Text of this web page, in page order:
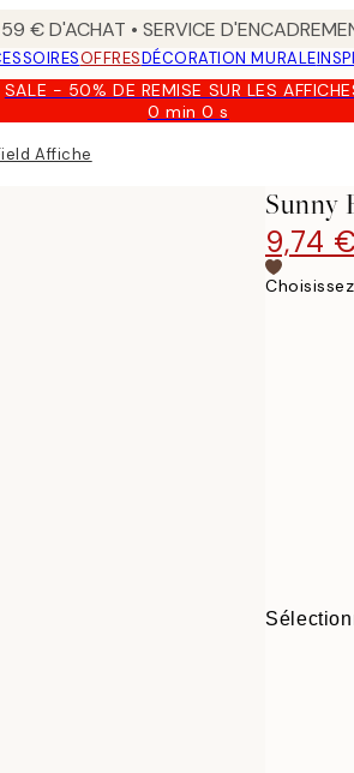
€ D'ACHAT • SERVICE
OFFRESDÉCORATION MURALE
SALE - 50% DE REMISE SUR LES
0 min0 s
Valable
Affiche
Sunny
9,74